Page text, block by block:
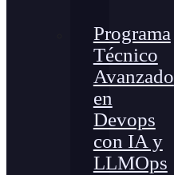
Programa
Técnico
Avanzado
en
Devops
con IA y
LLMOps